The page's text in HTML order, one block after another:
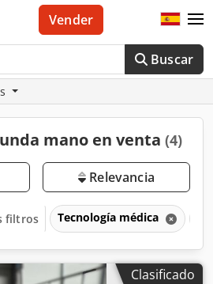
Buscar
Vender
mano en venta (4)
Relevancia
filtros Tecnología médica
Clasificado